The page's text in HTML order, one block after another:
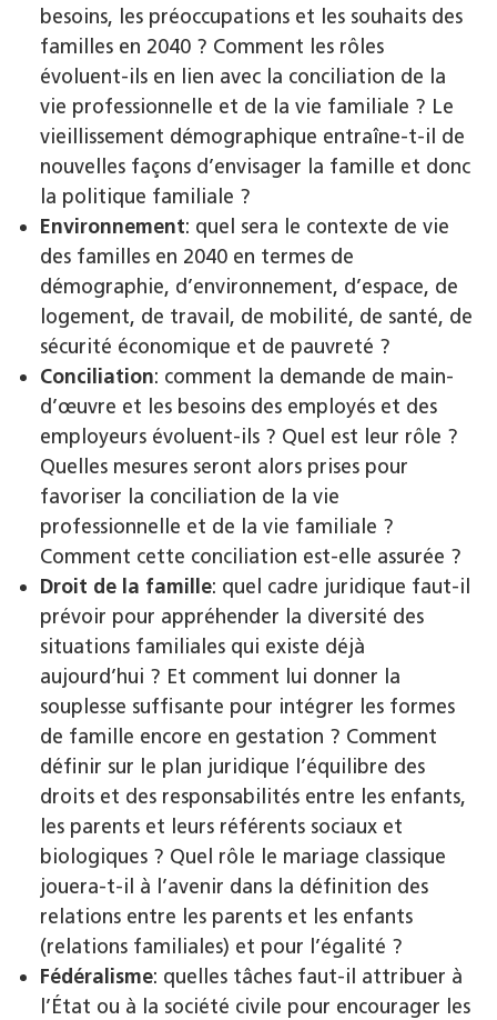
besoins, les préoccupations et les souhaits des
familles en 2040 ? Comment les rôles
évoluent-ils en lien avec la conciliation de la
vie professionnelle et de la vie familiale ? Le
vieillissement démographique entraîne-t-il de
nouvelles façons d’envisager la famille et donc
la politique familiale ?
Environnement: quel sera le contexte de vie
des familles en 2040 en termes de
démographie, d’environnement, d’espace, de
logement, de travail, de mobilité, de santé, de
sécurité économique et de pauvreté ?
Conciliation: comment la demande de main-
d’œuvre et les besoins des employés et des
employeurs évoluent-ils ? Quel est leur rôle ?
Quelles mesures seront alors prises pour
favoriser la conciliation de la vie
professionnelle et de la vie familiale ?
Comment cette conciliation est-elle assurée ?
Droit de la famille: quel cadre juridique faut-il
prévoir pour appréhender la diversité des
situations familiales qui existe déjà
aujourd’hui ? Et comment lui donner la
souplesse suffisante pour intégrer les formes
de famille encore en gestation ? Comment
définir sur le plan juridique l’équilibre des
droits et des responsabilités entre les enfants,
les parents et leurs référents sociaux et
biologiques ? Quel rôle le mariage classique
jouera-t-il à l’avenir dans la définition des
relations entre les parents et les enfants
(relations familiales) et pour l’égalité ?
Fédéralisme: quelles tâches faut-il attribuer à
l’État ou à la société civile pour encourager les